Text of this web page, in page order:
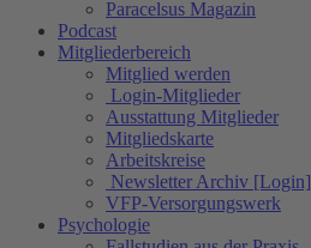
Paracelsus Magazin
Podcast
Mitgliederbereich
Mitglied werden
Login-Mitglieder
Ausstattung Mitglieder
Mitgliedskarte
Arbeitskreise
Newsletter Archiv [Login]
VFP-Versorgungswerk
Psychologie